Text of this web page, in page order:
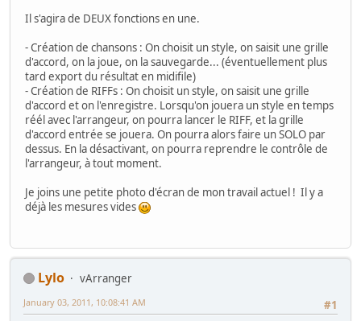
Il s'agira de DEUX fonctions en une.
- Création de chansons : On choisit un style, on saisit une grille
d'accord, on la joue, on la sauvegarde... (éventuellement plus
tard export du résultat en midifile)
- Création de RIFFs : On choisit un style, on saisit une grille
d'accord et on l'enregistre. Lorsqu'on jouera un style en temps
réél avec l'arrangeur, on pourra lancer le RIFF, et la grille
d'accord entrée se jouera. On pourra alors faire un SOLO par
dessus. En la désactivant, on pourra reprendre le contrôle de
l'arrangeur, à tout moment.
Je joins une petite photo d'écran de mon travail actuel ! Il y a
déjà les mesures vides
Lylo
vArranger
#1
January 03, 2011, 10:08:41 AM